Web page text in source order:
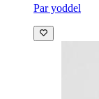
Par yoddel